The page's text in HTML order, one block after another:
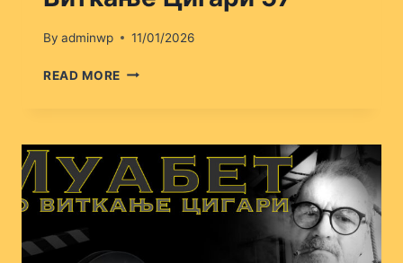
By adminwp 11/01/2026
READ MORE ВИТКАЊЕ